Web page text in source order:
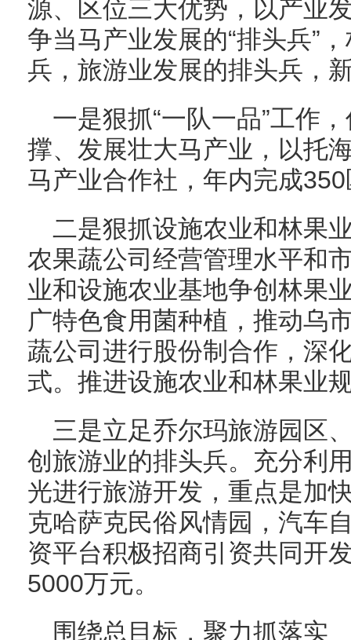
源、区位三大优势，以产业
争当马产业发展的“排头兵”
兵，旅游业发展的排头兵，
一是狠抓“一队一品”工作
撑、发展壮大马产业，以托
马产业合作社，年内完成
二是狠抓设施农业和林果
农果蔬公司经营管理水平和
业和设施农业基地争创林果
广特色食用菌种植，推动乌
蔬公司进行股份制合作，深
式。推进设施农业和林果业
三是立足乔尔玛旅游园区
创旅游业的排头兵。充分利
光进行旅游开发，重点是加
克哈萨克民俗风情园，汽车
资平台积极招商引资共同开
5000万元。
围绕总目标，聚力抓落实